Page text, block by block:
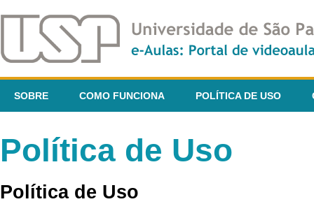
SOBRE COMO FUNCIONA POLÍTICA DE USO
Política de Uso
Política de Uso